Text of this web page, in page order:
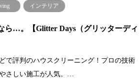
インテリア
ら…。【Glitter Days（グリッターディ
で評判のハウスクリーニング！プロの技術
さしい施工が人気。…